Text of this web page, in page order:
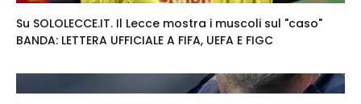
Su SOLOLECCE.IT. Il Lecce mostra i muscoli sul "caso"
BANDA: LETTERA UFFICIALE A FIFA, UEFA E FIGC